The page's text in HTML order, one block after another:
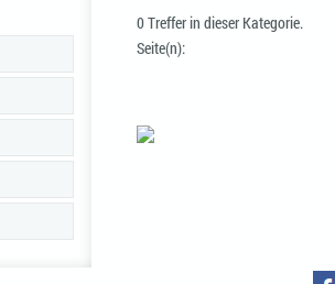
0 Treffer in dieser Kategorie.
Seite(n):